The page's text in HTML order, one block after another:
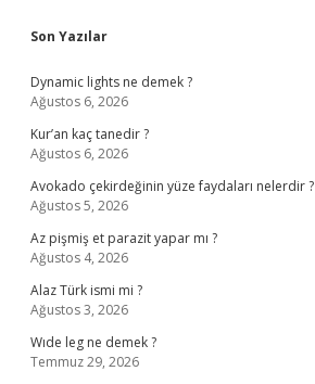
Sidebar
Son Yazılar
Dynamic lights ne demek ?
Ağustos 6, 2026
Kur’an kaç tanedir ?
Ağustos 6, 2026
Avokado çekirdeğinin yüze faydaları nelerdir ?
Ağustos 5, 2026
Az pişmiş et parazit yapar mı ?
Ağustos 4, 2026
Alaz Türk ismi mi ?
Ağustos 3, 2026
Wıde leg ne demek ?
Temmuz 29, 2026